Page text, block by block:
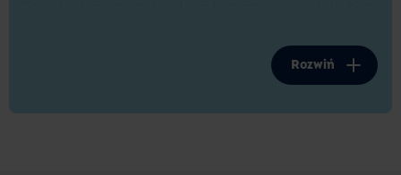
składników. Sprawdź kilka sprawdzonych pomysłów
na urozmaicenie tego przepisu. Zacznij od
przygotowania garści soczyście czerwonych
Rozwiń